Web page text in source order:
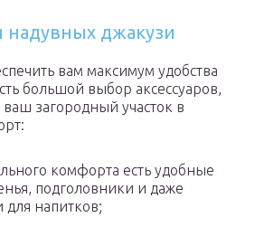
надувных джакузи
вам максимум удобства
большой выбор аксессуаров,
загородный участок в
комфорта есть удобные
подголовники и даже
для напитков;